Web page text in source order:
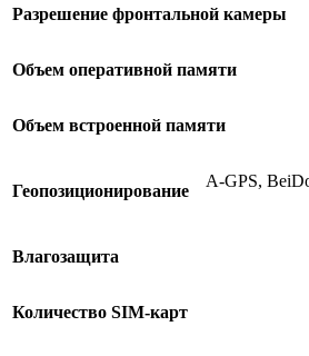
Разрешение фронтальной камеры
Объем оперативной памяти
Объем встроенной памяти
Геопозиционирование
A-GPS,
Влагозащита
Количество SIM-карт